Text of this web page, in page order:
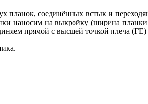
планок, соединённых встык и
наносим на выкройку (ширина
прямой с высшей точкой плеча (ГЕ)